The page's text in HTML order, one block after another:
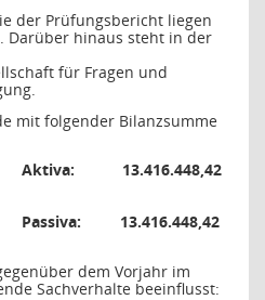
der Prüfungsbericht liegen
Darüber hinaus steht in der
für Fragen und
mit folgender Bilanzsumme
Aktiva:
13.416.448,42
Passiva:
13.416.448,42
dem Vorjahr im
Sachverhalte beeinflusst: